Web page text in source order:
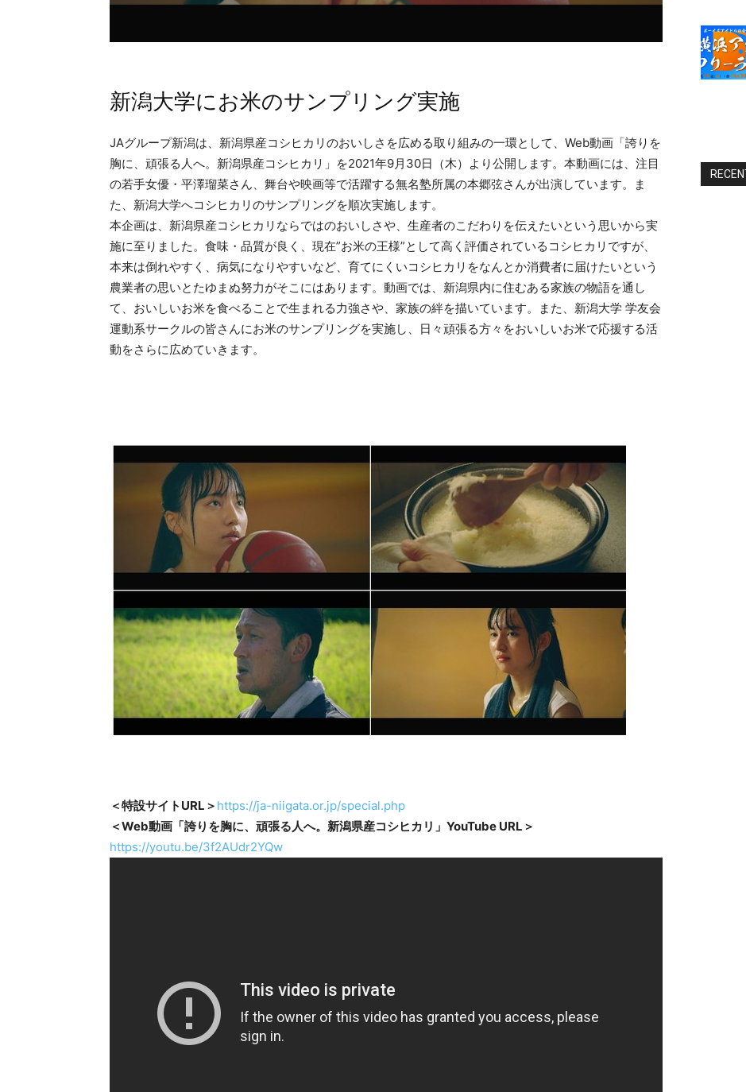
新潟大学にお米のサンプリング実施
JAグループ新潟は、新潟県産コシヒカリのおいしさを広める取り組みの一環として、Web動画「誇りを
胸に、頑張る人へ。新潟県産コシヒカリ」を2021年9月30日（木）より公開します。本動画には、注目
の若手女優・平澤瑠菜さん、舞台や映画等で活躍する無名塾所属の本郷弦さんが出演しています。ま
た、新潟大学へコシヒカリのサンプリングを順次実施します。
本企画は、新潟県産コシヒカリならではのおいしさや、生産者のこだわりを伝えたいという思いから実
施に至りました。食味・品質が良く、現在”お米の王様”として高く評価されているコシヒカリですが、
本来は倒れやすく、病気になりやすいなど、育てにくいコシヒカリをなんとか消費者に届けたいという
農業者の思いとたゆまぬ努力がそこにはあります。動画では、新潟県内に住むある家族の物語を通し
て、おいしいお米を食べることで生まれる力強さや、家族の絆を描いています。また、新潟大学 学友会
運動系サークルの皆さんにお米のサンプリングを実施し、日々頑張る方々をおいしいお米で応援する活
動をさらに広めていきます。
＜特設サイトURL＞ https://ja-niigata.or.jp/special.php
＜Web動画「誇りを胸に、頑張る人へ。新潟県産コシヒカリ」YouTube URL＞
https://youtu.be/3f2AUdr2YQw